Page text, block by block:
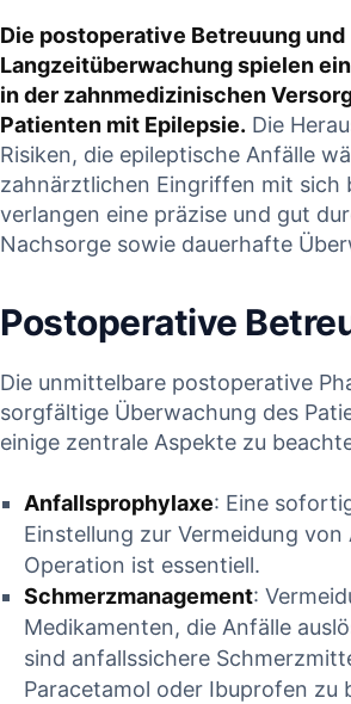
Die postoperative‍ Betreuung und⁤
Langzeitüberwachung spielen
⁤in der zahnmedizinischen
Patienten mit Epilepsie. Die
Risiken,⁤ die ‍epileptische Anfälle
zahnärztlichen Eingriffen mit⁢ sich
verlangen eine präzise und ‌gut
Nachsorge sowie dauerhafte
Postoperative
Die unmittelbare postoperative
⁤sorgfältige Überwachung⁢ des
einige zentrale Aspekte zu
Anfallsprophylaxe: Eine⁤
Einstellung zur Vermeidung
Operation‌ ist essentiell.
Schmerzmanagement:
Medikamenten, ‍die‍ Anfälle
sind anfallssichere
‍Paracetamol ‍oder Ibuprofen zu